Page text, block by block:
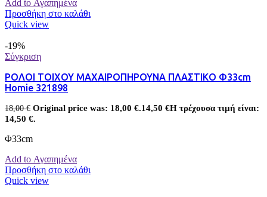
Add to Αγαπημένα
Προσθήκη στο καλάθι
Quick view
-19%
Σύγκριση
ΡΟΛΟΙ ΤΟΙΧΟΥ ΜΑΧΑΙΡΟΠΗΡΟΥΝΑ ΠΛΑΣΤΙΚΟ Φ33cm
Homie 321898
18,00€ Original price was: 18,00 €.14,50 €Η τρέχουσα τιμή είναι:
14,50 €.
Φ33cm
Add to Αγαπημένα
Προσθήκη στο καλάθι
Quick view